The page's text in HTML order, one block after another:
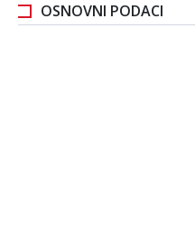
OSNOVNI PODACI